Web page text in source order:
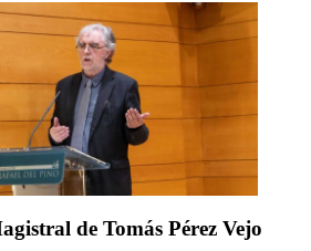
de Tomás Pérez Vejo